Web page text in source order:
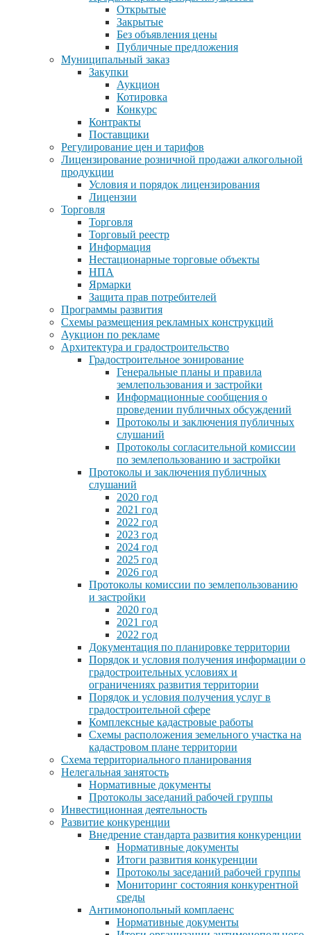
Открытые
Закрытые
Без объявления цены
Публичные предложения
Муниципальный заказ
Закупки
Аукцион
Котировка
Конкурс
Контракты
Поставщики
Регулирование цен и тарифов
Лицензирование розничной продажи алкогольной
продукции
Условия и порядок лицензирования
Лицензии
Торговля
Торговля
Торговый реестр
Информация
Нестационарные торговые объекты
НПА
Ярмарки
Защита прав потребителей
Программы развития
Схемы размещения рекламных конструкций
Аукцион по рекламе
Архитектура и градостроительство
Градостроительное зонирование
Генеральные планы и правила
землепользования и застройки
Информационные сообщения о
проведении публичных обсуждений
Протоколы и заключения публичных
слушаний
Протоколы согласительной комиссии
по землепользованию и застройки
Протоколы и заключения публичных
слушаний
2020 год
2021 год
2022 год
2023 год
2024 год
2025 год
2026 год
Протоколы комиссии по землепользованию
и застройки
2020 год
2021 год
2022 год
Документация по планировке территории
Порядок и условия получения информации о
градостроительных условиях и
ограничениях развития территории
Порядок и условия получения услуг в
градостроительной сфере
Комплексные кадастровые работы
Схемы расположения земельного участка на
кадастровом плане территории
Схема территориального планирования
Нелегальная занятость
Нормативные документы
Протоколы заседаний рабочей группы
Инвестиционная деятельность
Развитие конкуренции
Внедрение стандарта развития конкуренции
Нормативные документы
Итоги развития конкуренции
Протоколы заседаний рабочей группы
Мониторинг состояния конкурентной
среды
Антимонопольный комплаенс
Нормативные документы